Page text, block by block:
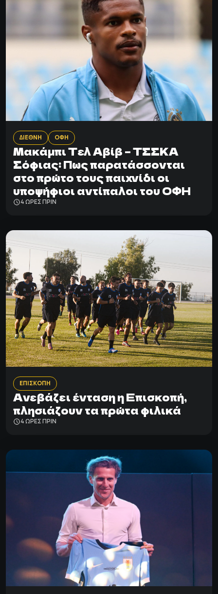
ΔΙΕΘΝΗ ΟΦΗ
Μακάμπι Τελ Αβίβ – ΤΣΣΚΑ
Σόφιας: Πως παρατάσσονται
στο πρώτο τους παιχνίδι οι
υποψήφιοι αντίπαλοι του ΟΦΗ
4 ΩΡΕΣ ΠΡΙΝ
ΕΠΙΣΚΟΠΗ
Ανεβάζει ένταση η Επισκοπή,
πλησιάζουν τα πρώτα φιλικά
4 ΩΡΕΣ ΠΡΙΝ